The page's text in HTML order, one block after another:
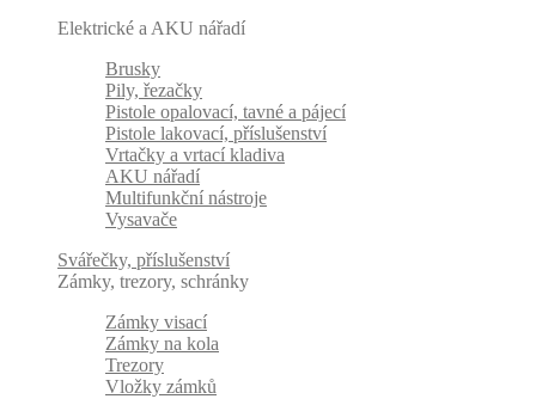
Elektrické a AKU nářadí
Brusky
Pily, řezačky
Pistole opalovací, tavné a pájecí
Pistole lakovací, příslušenství
Vrtačky a vrtací kladiva
AKU nářadí
Multifunkční nástroje
Vysavače
Svářečky, příslušenství
Zámky, trezory, schránky
Zámky visací
Zámky na kola
Trezory
Vložky zámků